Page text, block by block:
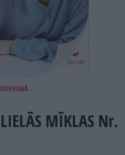
Šķirstīt
MĪKLAS Nr.